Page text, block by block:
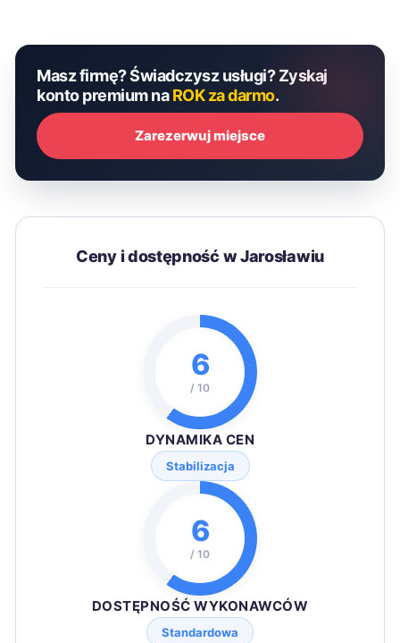
Masz firmę? Świadczysz usługi? Zyskaj
konto premium naROK za darmo.
Zarezerwuj miejsce
Ceny i dostępność w Jarosławiu
6
/ 10
DYNAMIKA CEN
Stabilizacja
6
/ 10
DOSTĘPNOŚĆ WYKONAWCÓW
Standardowa